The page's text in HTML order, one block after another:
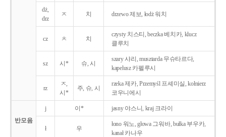
dż,
drz
ㅈ 치 drzewo 제보, łodż 워치
cz ㅊ 치
czysty 치스티, beczka 베치카, klucz
클루치
sz 시* 슈, 시
szary 샤리, musztarda 무슈타르다,
kapelusz 카펠루시
rz
ㅈ,
시*
주, 슈, 시
rzeka 제카, Przemyśl 프셰미실, kołnierz
코우니에시
반모음
j 이* jasny 야스니, kraj 크라이
ł 우
łono 워노, głowa 그워바, bułka 부우카,
kanał 카나우